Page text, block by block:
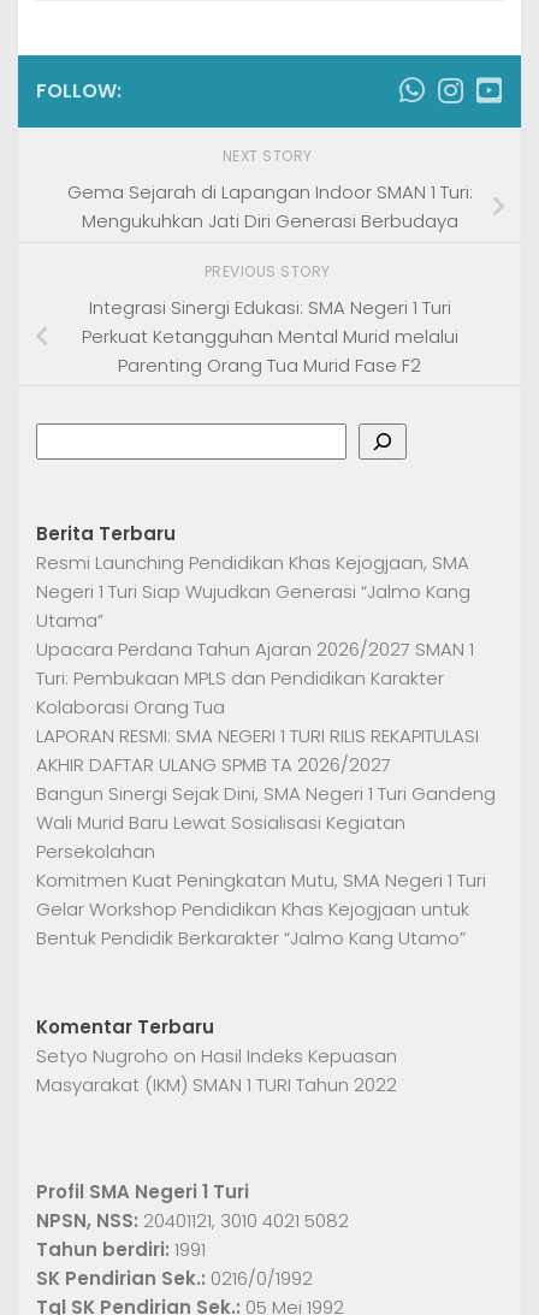
FOLLOW:
NEXT STORY
Gema Sejarah di Lapangan Indoor SMAN 1 Turi:
Mengukuhkan Jati Diri Generasi Berbudaya
PREVIOUS STORY
Integrasi Sinergi Edukasi: SMA Negeri 1 Turi
Perkuat Ketangguhan Mental Murid melalui
Parenting Orang Tua Murid Fase F2
Berita Terbaru
Resmi Launching Pendidikan Khas Kejogjaan, SMA
Negeri 1 Turi Siap Wujudkan Generasi “Jalmo Kang
Utama”
Upacara Perdana Tahun Ajaran 2026/2027 SMAN 1
Turi: Pembukaan MPLS dan Pendidikan Karakter
Kolaborasi Orang Tua
LAPORAN RESMI: SMA NEGERI 1 TURI RILIS REKAPITULASI
AKHIR DAFTAR ULANG SPMB TA 2026/2027
Bangun Sinergi Sejak Dini, SMA Negeri 1 Turi Gandeng
Wali Murid Baru Lewat Sosialisasi Kegiatan
Persekolahan
Komitmen Kuat Peningkatan Mutu, SMA Negeri 1 Turi
Gelar Workshop Pendidikan Khas Kejogjaan untuk
Bentuk Pendidik Berkarakter “Jalmo Kang Utamo”
Komentar Terbaru
Setyo Nugroho on Hasil Indeks Kepuasan
Masyarakat (IKM) SMAN 1 TURI Tahun 2022
Profil SMA Negeri 1 Turi
NPSN, NSS: 20401121, 3010 4021 5082
Tahun berdiri: 1991
SK Pendirian Sek.: 0216/0/1992
Tgl SK Pendirian Sek.: 05 Mei 1992